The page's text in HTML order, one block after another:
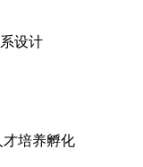
设计
才培养孵化